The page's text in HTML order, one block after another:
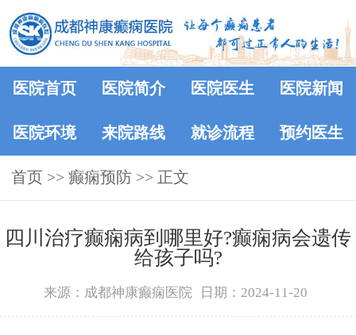
医院首页 医院简介 医院医生 医院新闻
医院环境 来院路线 就诊流程 预约医生
首页 >> 癫痫预防 >> 正文
四川治疗癫痫病到哪里好?癫痫病会遗传
给孩子吗?
来源：成都神康癫痫医院 日期：2024-11-20